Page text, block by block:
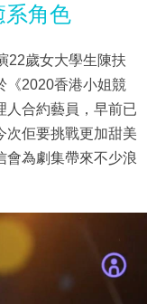
系角色
22歲女大學生陳扶
《2020香港小姐競
人合約藝員，早前已
次佢要挑戰更加甜美
會為劇集帶來不少浪